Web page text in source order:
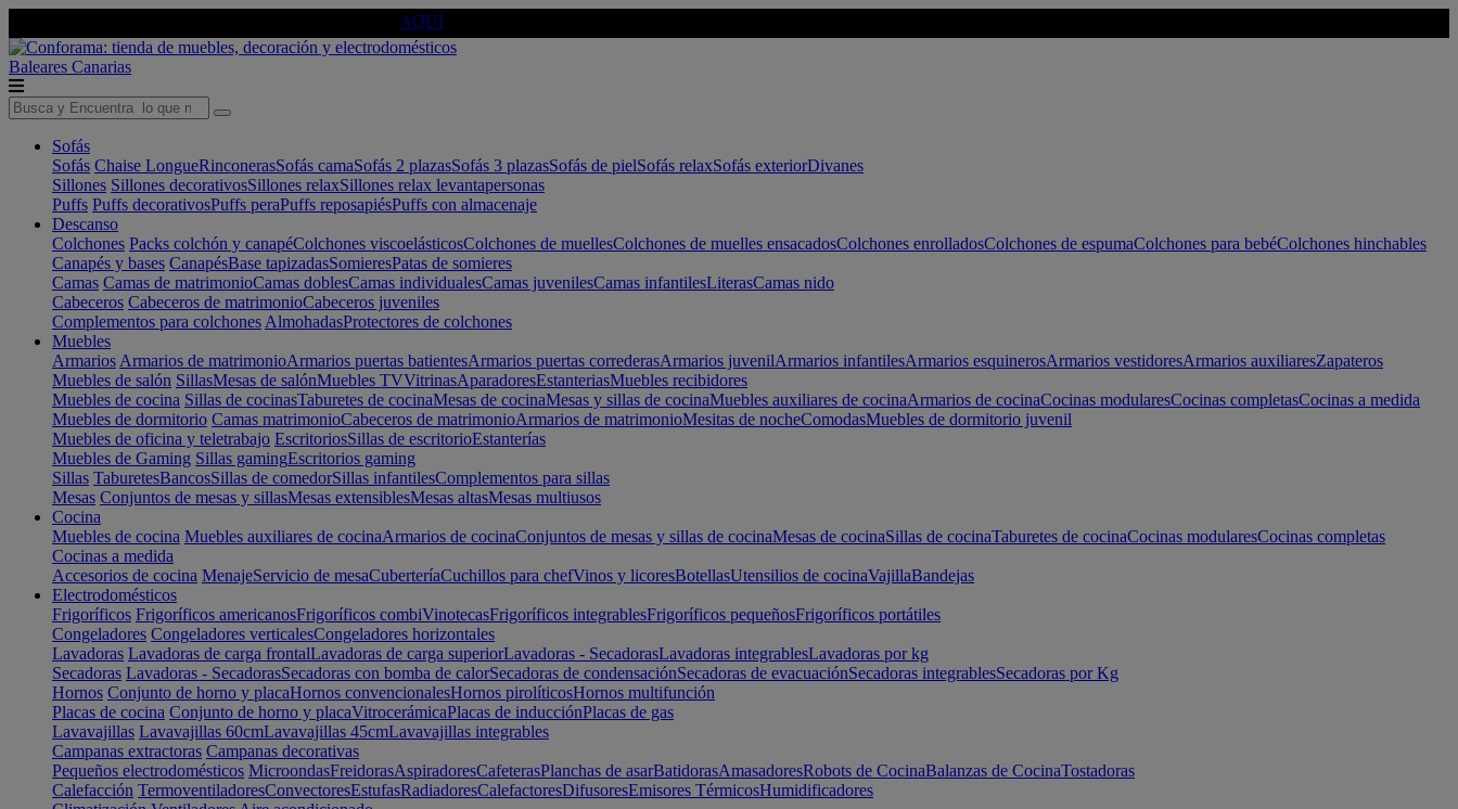
AQUÍ
Baleares Canarias
Sofás
Sofás Chaise LongueRinconerasSofás camaSofás 2 plazasSofás 3 plazasSofás de pielSofás relaxSofás exteriorDivanes
Sillones Sillones decorativosSillones relaxSillones relax levantapersonas
Puffs Puffs decorativosPuffs peraPuffs reposapiésPuffs con almacenaje
Descanso
Colchones Packs colchón y canapéColchones viscoelásticosColchones de muellesColchones de muelles ensacadosColchones enrolladosColchones de espumaColchones para bebéColchones hinchables
Canapés y bases CanapésBase tapizadasSomieresPatas de somieres
Camas Camas de matrimonioCamas doblesCamas individualesCamas juvenilesCamas infantilesLiterasCamas nido
Cabeceros Cabeceros de matrimonioCabeceros juveniles
Complementos para colchones AlmohadasProtectores de colchones
Muebles
Armarios Armarios de matrimonioArmarios puertas batientesArmarios puertas correderasArmarios juvenilArmarios infantilesArmarios esquinerosArmarios vestidoresArmarios auxiliaresZapateros
Muebles de salón SillasMesas de salónMuebles TVVitrinasAparadoresEstanteriasMuebles recibidores
Muebles de cocina Sillas de cocinasTaburetes de cocinaMesas de cocinaMesas y sillas de cocinaMuebles auxiliares de cocinaArmarios de cocinaCocinas modularesCocinas completasCocinas a medida
Muebles de dormitorio Camas matrimonioCabeceros de matrimonioArmarios de matrimonioMesitas de nocheComodasMuebles de dormitorio juvenil
Muebles de oficina y teletrabajo EscritoriosSillas de escritorioEstanterías
Muebles de Gaming Sillas gamingEscritorios gaming
Sillas TaburetesBancosSillas de comedorSillas infantilesComplementos para sillas
Mesas Conjuntos de mesas y sillasMesas extensiblesMesas altasMesas multiusos
Cocina
Muebles de cocina Muebles auxiliares de cocinaArmarios de cocinaConjuntos de mesas y sillas de cocinaMesas de cocinaSillas de cocinaTaburetes de cocinaCocinas modularesCocinas completas
Cocinas a medida
Accesorios de cocina MenajeServicio de mesaCuberteríaCuchillos para chefVinos y licoresBotellasUtensilios de cocinaVajillaBandejas
Electrodomésticos
Frigoríficos Frigoríficos americanosFrigoríficos combiVinotecasFrigoríficos integrablesFrigoríficos pequeñosFrigoríficos portátiles
Congeladores Congeladores verticalesCongeladores horizontales
Lavadoras Lavadoras de carga frontalLavadoras de carga superiorLavadoras - SecadorasLavadoras integrablesLavadoras por kg
Secadoras Lavadoras - SecadorasSecadoras con bomba de calorSecadoras de condensaciónSecadoras de evacuaciónSecadoras integrablesSecadoras por Kg
Hornos Conjunto de horno y placaHornos convencionalesHornos pirolíticosHornos multifunción
Placas de cocina Conjunto de horno y placaVitrocerámicaPlacas de inducciónPlacas de gas
Lavavajillas Lavavajillas 60cmLavavajillas 45cmLavavajillas integrables
Campanas extractoras Campanas decorativas
Pequeños electrodomésticos MicroondasFreidorasAspiradoresCafeterasPlanchas de asarBatidorasAmasadoresRobots de CocinaBalanzas de CocinaTostadoras
Calefacción TermoventiladoresConvectoresEstufasRadiadoresCalefactoresDifusoresEmisores TérmicosHumidificadores